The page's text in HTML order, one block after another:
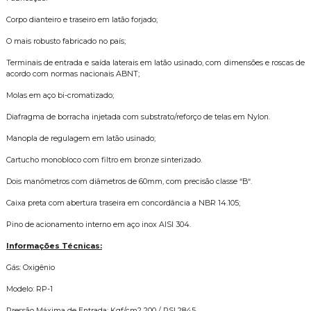
Corpo dianteiro e traseiro em latão forjado;
O mais robusto fabricado no país;
Terminais de entrada e saída laterais em latão usinado, com dimensões e roscas de
acordo com normas nacionais ABNT;
Molas em aço bi-cromatizado;
Diafragma de borracha injetada com substrato/reforço de telas em Nylon.
Manopla de regulagem em latão usinado;
Cartucho monobloco com filtro em bronze sinterizado.
Dois manômetros com diâmetros de 60mm, com precisão classe “B“.
Caixa preta com abertura traseira em concordância a NBR 14.105;
Pino de acionamento interno em aço inox AISI 304.
Informações Técnicas:
Gás: Oxigênio
Modelo: RP-1